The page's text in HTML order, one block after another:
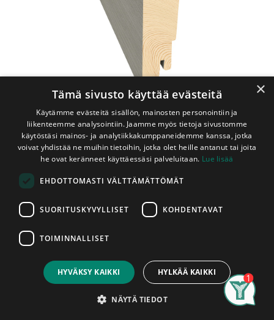
14,95€
Account
Shop Jalkalista Kährs 16x60x2400 mm Yukon
Jalkalista Kährs 16x60x2400 mm
Yukon
Yukon vinyylin kuosilla päällystetty puupohjainen jalkalista.
Tämä lista on tarkoitettu sisäkäyttöön.
(m2) ja tarvittavien jalkalistojen metrimäärä, vähennettynä
oviaukkojen määrällä, vastaavat toisiaan.
Listan pituus on 2,4m.Listat myydään kappaleittain.
×
Tämä sivusto käyttää evästeitä
Käytämme evästeitä sisällön, mainosten personointiin ja
liikenteemme analysointiin. Jaamme myös tietoja sivustomme
käytöstäsi mainos- ja analytiikkakumppaneidemme kanssa, jotka
voivat yhdistää ne muihin tietoihin, jotka olet heille antanut tai joita
he ovat keränneet käyttäessäsi palveluitaan. Lue lisää
EHDOTTOMASTI VÄLTTÄMÄTTÖMÄT
SUORITUSKYVYLLISET KOHDENTAVAT
TOIMINNALLISET
HYVÄKSY KAIKKI HYLKÄÄ KAIKKI
NÄYTÄ TIEDOT